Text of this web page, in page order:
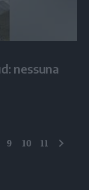
nessuna
9 10 11